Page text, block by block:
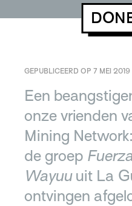
GEPUBLICEERD OP 7 MEI 2019
Een
onze vrienden
Mining
de groep
Wayuuuit La
ontvingen